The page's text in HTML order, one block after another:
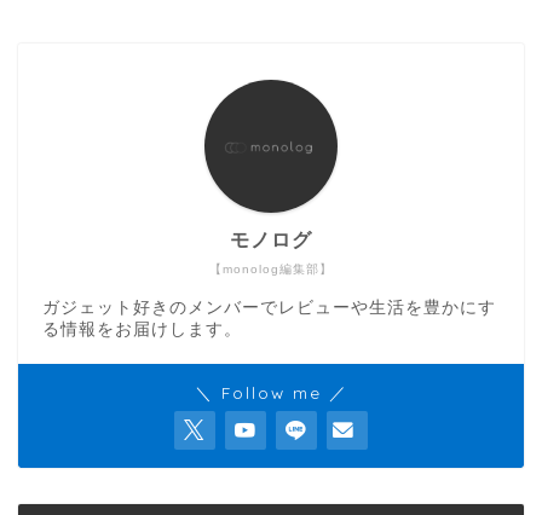
【monolog編集部】
モノログ
ガジェット好きのメンバーでレビューや生活を豊かにす
る情報をお届けします。
＼ Follow me ／